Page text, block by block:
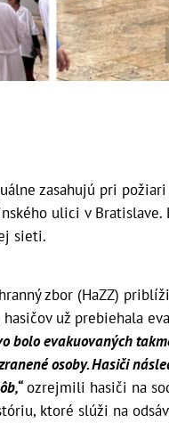
zasahujú pri
ulici v Bratislave.
sieti.
zbor (HaZZ)
už prebiehala
bolo evakuovaných
osoby. Hasiči
ozrejmili hasiči na
ktoré slúži na